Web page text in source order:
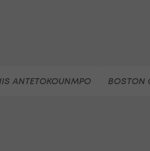
ANTETOKOUNMPO BOSTON